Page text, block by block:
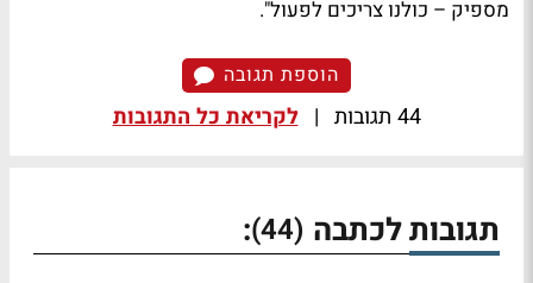
מספיק – כולנו צריכים לפעול".
הוספת תגובה
44 תגובות | לקריאת כל התגובות
תגובות לכתבה (44)
: